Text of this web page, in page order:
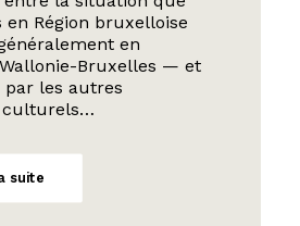
en Région bruxelloise
en
Bruxelles — et
par les autres
culturels…
suite